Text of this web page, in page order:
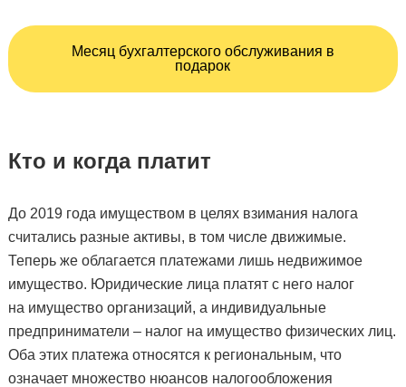
Месяц бухгалтерского обслуживания в
подарок
Кто и когда платит
До 2019 года имуществом в целях взимания налога
считались разные активы, в том числе движимые.
Теперь же облагается платежами лишь недвижимое
имущество. Юридические лица платят с него налог
на имущество организаций, а индивидуальные
предприниматели – налог на имущество физических лиц.
Оба этих платежа относятся к региональным, что
означает множество нюансов налогообложения